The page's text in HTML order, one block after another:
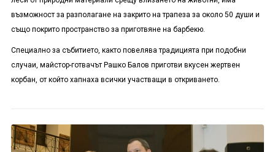
възможност за разполагане на закрито на трапеза за около 50 души и
също покрито пространство за приготвяне на барбекю.
Специално за събитието, както повелява традицията при подобни
случаи, майстор-готвачът Рашко Балов приготви вкусен жертвен
корбан, от който хапнаха всички участващи в откриването.